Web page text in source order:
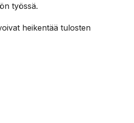
työssä.
heikentää tulosten